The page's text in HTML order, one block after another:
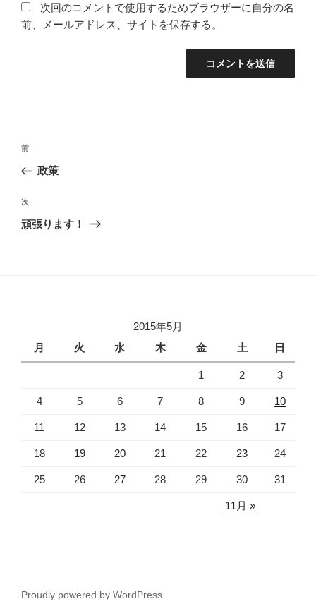
次回のコメントで使用するためブラウザーに自分の名
前、メールアドレス、サイトを保存する。
投
ナ
ビ
ゲ
前
の
稿
前
政策
次
の
次
頑張ります！
2015年5月
月
火 水 木 金 土 日
1 2 3
4 5 6 7 8 9 10
11 12 13 14 15 16 17
18 19 20 21 22 23 24
25 26 27 28 29 30 31
11月 »
Proudly powered by WordPress